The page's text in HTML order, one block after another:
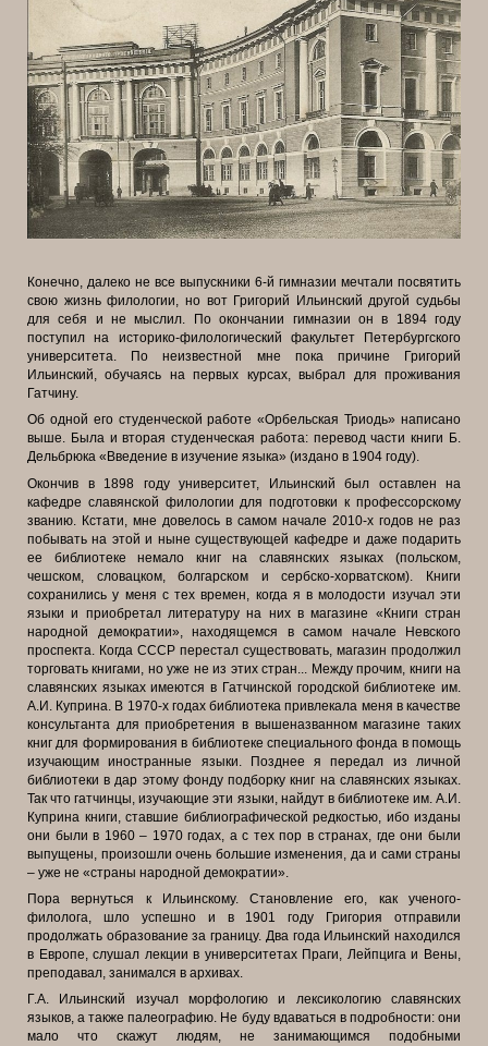
Конечно, далеко не все выпускники 6-й гимназии мечтали посвятить
свою жизнь филологии, но вот Григорий Ильинский другой судьбы
для себя и не мыслил. По окончании гимназии он в 1894 году
поступил на историко-филологический факультет Петербургского
университета. По неизвестной мне пока причине Григорий
Ильинский, обучаясь на первых курсах, выбрал для проживания
Гатчину.
Об одной его студенческой работе «Орбельская Триодь» написано
выше. Была и вторая студенческая работа: перевод части книги Б.
Дельбрюка «Введение в изучение языка» (издано в 1904 году).
Окончив в 1898 году университет, Ильинский был оставлен на
кафедре славянской филологии для подготовки к профессорскому
званию. Кстати, мне довелось в самом начале 2010-х годов не раз
побывать на этой и ныне существующей кафедре и даже подарить
ее библиотеке немало книг на славянских языках (польском,
чешском, словацком, болгарском и сербско-хорватском). Книги
сохранились у меня с тех времен, когда я в молодости изучал эти
языки и приобретал литературу на них в магазине «Книги стран
народной демократии», находящемся в самом начале Невского
проспекта. Когда СССР перестал существовать, магазин продолжил
торговать книгами, но уже не из этих стран... Между прочим, книги на
славянских языках имеются в Гатчинской городской библиотеке им.
А.И. Куприна. В 1970-х годах библиотека привлекала меня в качестве
консультанта для приобретения в вышеназванном магазине таких
книг для формирования в библиотеке специального фонда в помощь
изучающим иностранные языки. Позднее я передал из личной
библиотеки в дар этому фонду подборку книг на славянских языках.
Так что гатчинцы, изучающие эти языки, найдут в библиотеке им. А.И.
Куприна книги, ставшие библиографической редкостью, ибо изданы
они были в 1960 – 1970 годах, а с тех пор в странах, где они были
выпущены, произошли очень большие изменения, да и сами страны
– уже не «страны народной демократии»
Пора вернуться к Ильинскому. Становление его, как ученого-
филолога, шло успешно и в 1901 году Григория отправили
продолжать образование за границу. Два года Ильинский находился
в Европе, слушал лекции в университетах Праги, Лейпцига и Вены,
преподавал, занимался в архивах.
Г.А. Ильинский изучал морфологию и лексикологию славянских
языков, а также палеографию. Не буду вдаваться в подробности: они
мало что скажут людям, не занимающимся подобными